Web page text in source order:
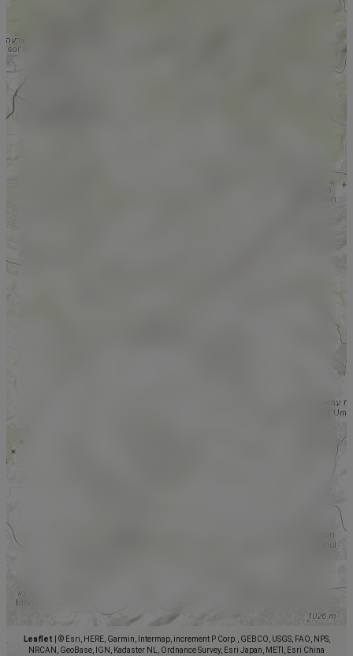
Leaflet
© Esri, HERE, Garmin, Intermap, increment P Corp., GEBCO, USGS, FAO, NPS,
NRCAN, GeoBase, IGN, Kadaster NL, Ordnance Survey, Esri Japan, METI, Esri China